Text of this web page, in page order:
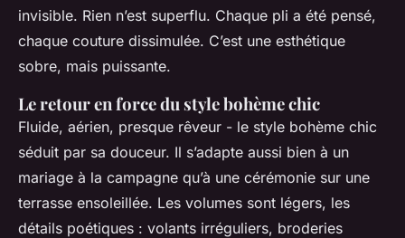
invisible. Rien n’est superflu. Chaque pli a été pensé,
chaque couture dissimulée. C’est une esthétique
sobre, mais puissante.
Le retour en force du style bohème chic
Fluide, aérien, presque rêveur - le style bohème chic
séduit par sa douceur. Il s’adapte aussi bien à un
mariage à la campagne qu’à une cérémonie sur une
terrasse ensoleillée. Les volumes sont légers, les
détails poétiques : volants irréguliers, broderies